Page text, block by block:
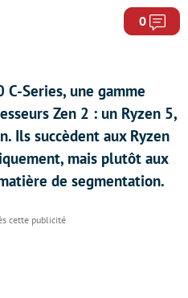
0
Series, une gamme
Zen 2 : un Ryzen 5,
Ils succèdent aux Ryzen
mais plutôt aux
de segmentation.